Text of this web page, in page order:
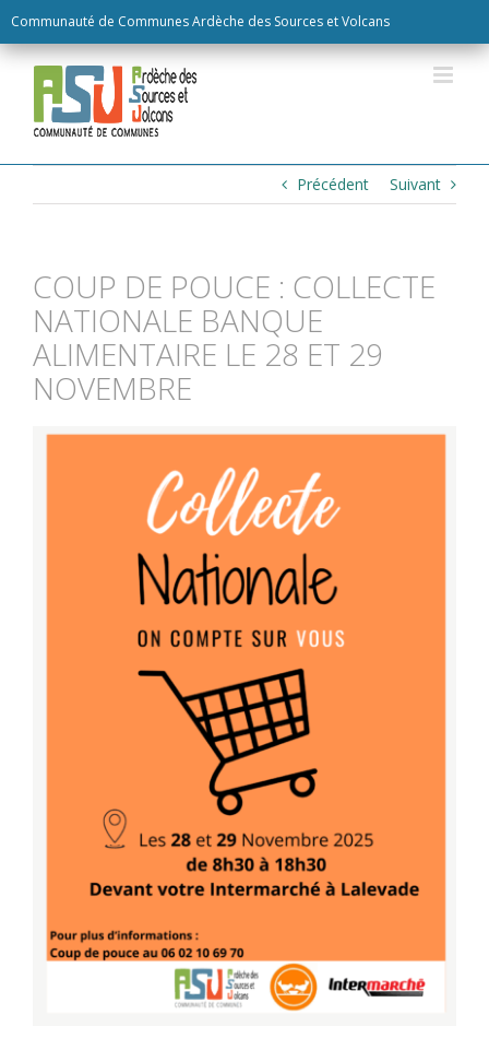
Communauté de Communes Ardèche des Sources et Volcans
to
content
Précédent Suivant
COUP DE POUCE : COLLECTE
NATIONALE BANQUE
ALIMENTAIRE LE 28 ET 29
NOVEMBRE